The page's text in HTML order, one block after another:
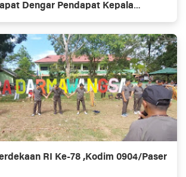
Dengar Pendapat Kepala
Kalimantan Utara
RI Ke-78 ,Kodim 0904/Paser